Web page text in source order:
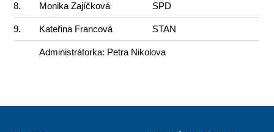
8. Monika Zajíčková SPD
9. Kateřina Francová STAN
Administrátorka: Petra Nikolova